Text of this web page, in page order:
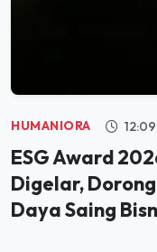
HUMANIORA
ESG Award
Digelar, Dorong
Daya Saing